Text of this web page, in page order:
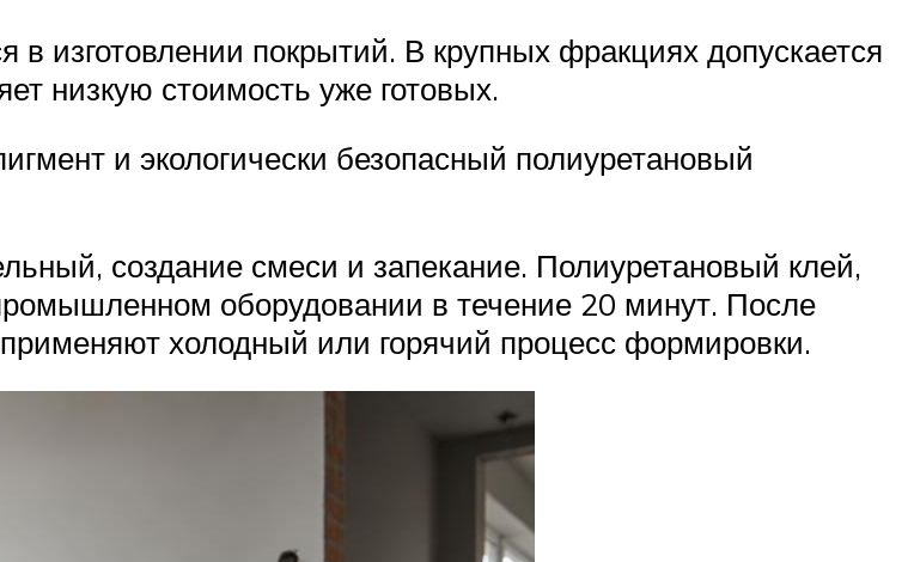
изготовлении покрытий. В крупных фракциях допускается
низкую стоимость уже готовых.
и экологически безопасный полиуретановый
создание смеси и запекание. Полиуретановый клей,
оборудовании в течение 20 минут. После
холодный или горячий процесс формировки.